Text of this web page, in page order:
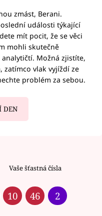
zmást, Berani.
události týkající
mít pocit, že se věci
mohli skutečně
Možná zjistíte,
zatímco vlak vyjíždí ze
problém za sebou.
DEN
Vaše šťastná čísla
10 46 2